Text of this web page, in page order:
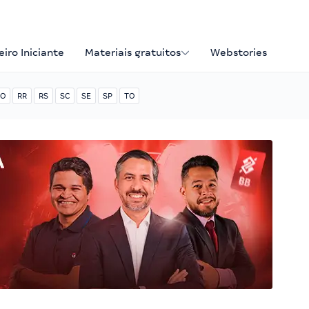
Iniciante Materiais gratuitos Webstories
RR RS SC SE SP TO